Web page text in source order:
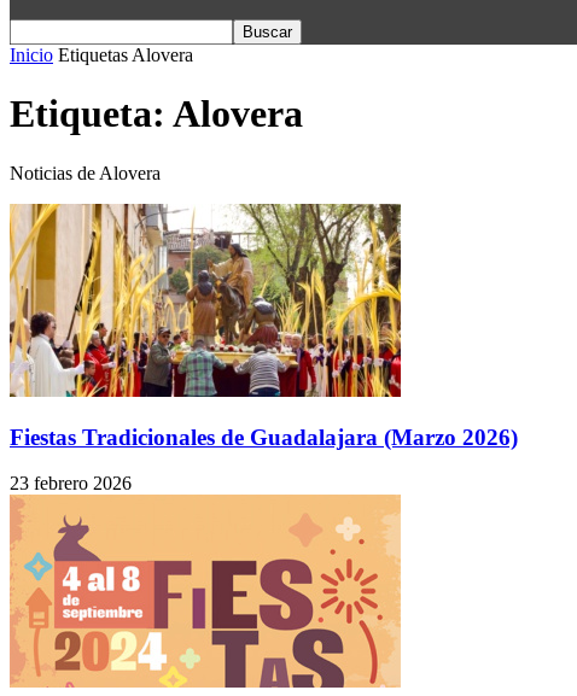
Inicio Etiquetas Alovera
Etiqueta: Alovera
Noticias de Alovera
Fiestas Tradicionales de Guadalajara (Marzo 2026)
23 febrero 2026